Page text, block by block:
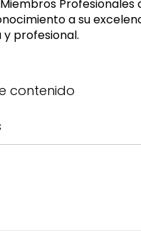
Profesionales
a su
profesional.
contenido